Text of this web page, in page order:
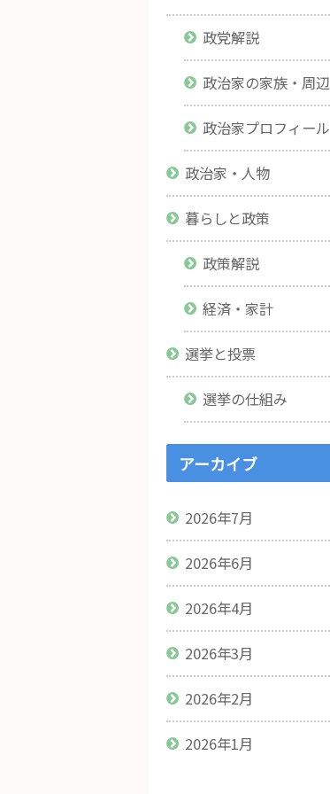
政党解説
政治家の家族・周辺
政治家プロフィール
政治家・人物
暮らしと政策
政策解説
経済・家計
選挙と投票
選挙の仕組み
アーカイブ
2026年7月
2026年6月
2026年4月
2026年3月
2026年2月
2026年1月